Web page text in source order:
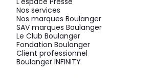
Nos services
Nos marques Boulanger
SAV marques Boulanger
Le Club Boulanger
Fondation Boulanger
Client professionnel
Boulanger INFINITY